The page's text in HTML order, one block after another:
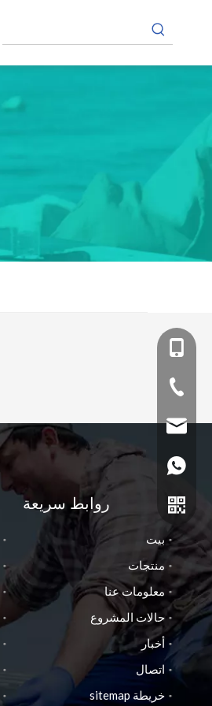
روابط سريعة
بيت
منتجات
معلومات عنا
حالات المشروع
أخبار
اتصال
خريطة sitemap
+86-180-1810-
0061 0460327228
+86 18018106148
+86 13962463702
Whatsapp